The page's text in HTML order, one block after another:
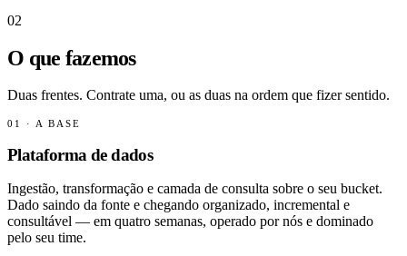
02
O que fazemos
Duas frentes. Contrate uma, ou as duas na ordem que fizer sentido.
01 · A BASE
Plataforma de dados
Ingestão, transformação e camada de consulta sobre o seu bucket.
Dado saindo da fonte e chegando organizado, incremental e
consultável — em quatro semanas, operado por nós e dominado
pelo seu time.